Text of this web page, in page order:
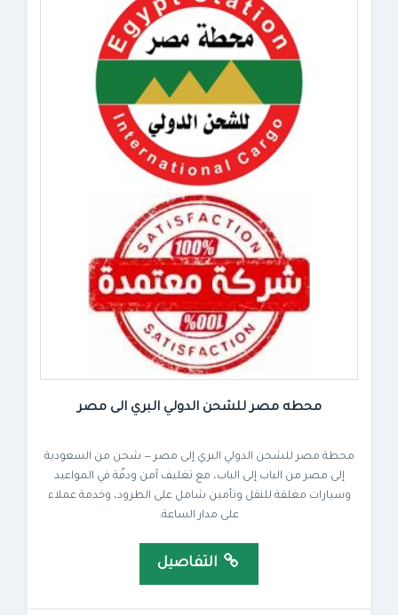
محطه مصر للشحن الدولي البري الى مصر
محطة مصر للشحن الدولي البري إلى مصر — شحن من السعودية
إلى مصر من الباب إلى الباب، مع تغليف آمن ودقّة في المواعيد
وسيارات مغلقة للنقل وتأمين شامل على الطرود، وخدمة عملاء
على مدار الساعة.
التفاصيل